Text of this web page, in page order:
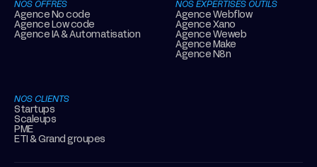
NOS OFFRES
Agence No code
Agence Low code
Agence IA & Automatisation
NOS EXPERTISES OUTILS
Agence Webflow
Agence Xano
Agence Weweb
Agence Make
Agence N8n
NOS CLIENTS
Startups
Scaleups
PME
ETI & Grand groupes